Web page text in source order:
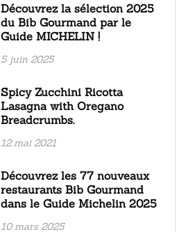
Découvrez la sélection 2025
du Bib Gourmand par le
Guide MICHELIN !
5 juin 2025
Spicy Zucchini Ricotta
Lasagna with Oregano
Breadcrumbs.
12 mai 2021
Découvrez les 77 nouveaux
restaurants Bib Gourmand
dans le Guide Michelin 2025
10 mars 2025